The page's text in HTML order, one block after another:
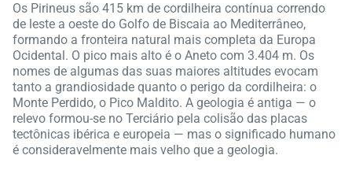
Os Pirineus são 415 km de cordilheira contínua correndo
de leste a oeste do Golfo de Biscaia ao Mediterrâneo,
formando a fronteira natural mais completa da Europa
Ocidental. O pico mais alto é o Aneto com 3.404 m. Os
nomes de algumas das suas maiores altitudes evocam
tanto a grandiosidade quanto o perigo da cordilheira: o
Monte Perdido, o Pico Maldito. A geologia é antiga — o
relevo formou-se no Terciário pela colisão das placas
tectônicas ibérica e europeia — mas o significado humano
é consideravelmente mais velho que a geologia.